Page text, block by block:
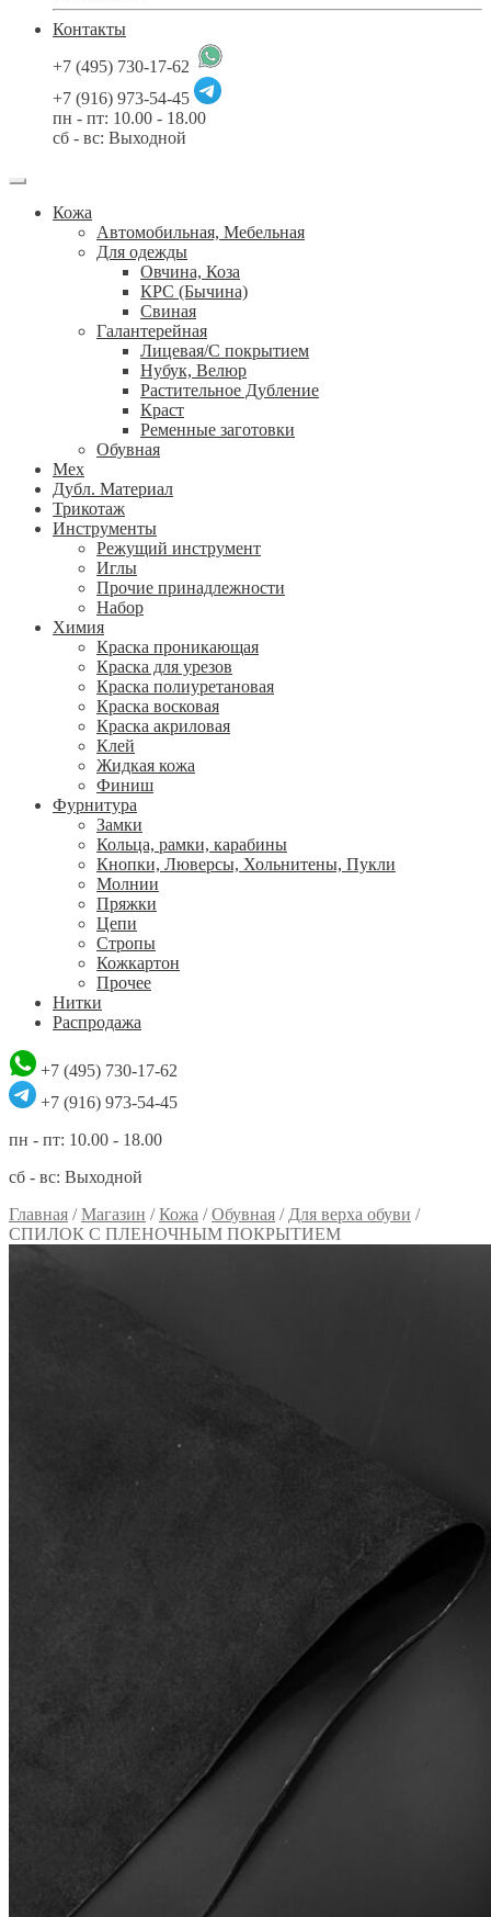
Контакты
+7 (495) 730-17-62
+7 (916) 973-54-45
пн - пт: 10.00 - 18.00
сб - вс: Выходной
Кожа
Автомобильная, Мебельная
Для одежды
Овчина, Коза
КРС (Бычина)
Свиная
Галантерейная
Лицевая/С покрытием
Нубук, Велюр
Растительное Дубление
Краст
Ременные заготовки
Обувная
Мех
Дубл. Материал
Трикотаж
Инструменты
Режущий инструмент
Иглы
Прочие принадлежности
Набор
Химия
Краска проникающая
Краска для урезов
Краска полиуретановая
Краска восковая
Краска акриловая
Клей
Жидкая кожа
Финиш
Фурнитура
Замки
Кольца, рамки, карабины
Кнопки, Люверсы, Хольнитены, Пукли
Молнии
Пряжки
Цепи
Стропы
Кожкартон
Прочее
Нитки
Распродажа
+7 (495) 730-17-62
+7 (916) 973-54-45
пн - пт: 10.00 - 18.00
сб - вс: Выходной
Главная /Магазин /Кожа /Обувная / Для верха обуви /
СПИЛОК С ПЛЕНОЧНЫМ ПОКРЫТИЕМ